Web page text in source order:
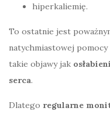
hiperkaliemię.
To ostatnie jest
natychmiastowej
takie objawy jak
serca.
Dlatego regularne